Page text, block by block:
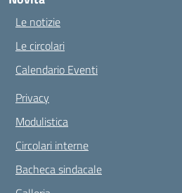
Le notizie
Le circolari
Calendario Eventi
Privacy
Modulistica
Circolari interne
Bacheca sindacale